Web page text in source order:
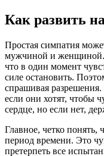
Как развить
Простая симпатия
мужчиной и женщиной.
что в один момент
силе остановить.
спрашивая разрешения.
если они хотят, чтобы
сердце, но если нет,
Главное, четко понять,
период времени. Это
претерпеть все